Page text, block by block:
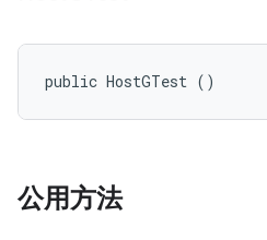
public HostGTest ()
公用方法